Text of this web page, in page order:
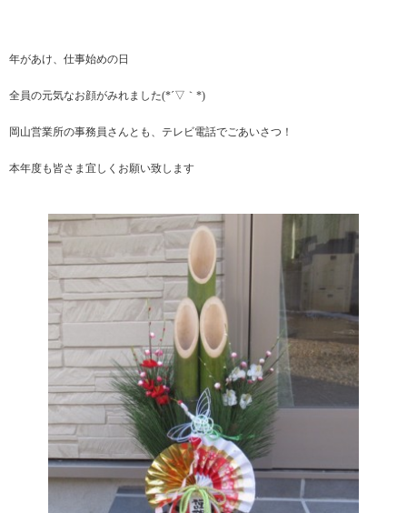
年があけ、仕事始めの日
全員の元気なお顔がみれました(*´▽｀*)
岡山営業所の事務員さんとも、テレビ電話でごあいさつ！
本年度も皆さま宜しくお願い致します